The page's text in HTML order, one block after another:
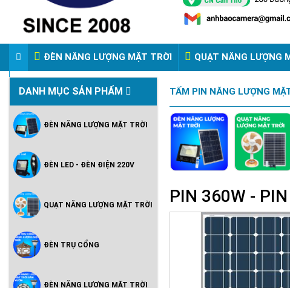
ĐÈN NĂNG LƯỢNG MẶT TRỜI QUẠT NĂNG LƯỢNG
VIDEO ĐÈN PHA ĐIỆN 220V
DANH MỤC SẢN PHẨM
ĐÈN NĂNG LƯỢNG MẶT TRỜI
ĐÈN LED - ĐÈN ĐIỆN 220V
QUẠT NĂNG LƯỢNG MẶT TRỜI
ĐÈN TRỤ CỔNG
ĐÈN NĂNG LƯỢNG MẶT TRỜI
TẤM PIN NĂNG LƯỢNG
PIN 360W -